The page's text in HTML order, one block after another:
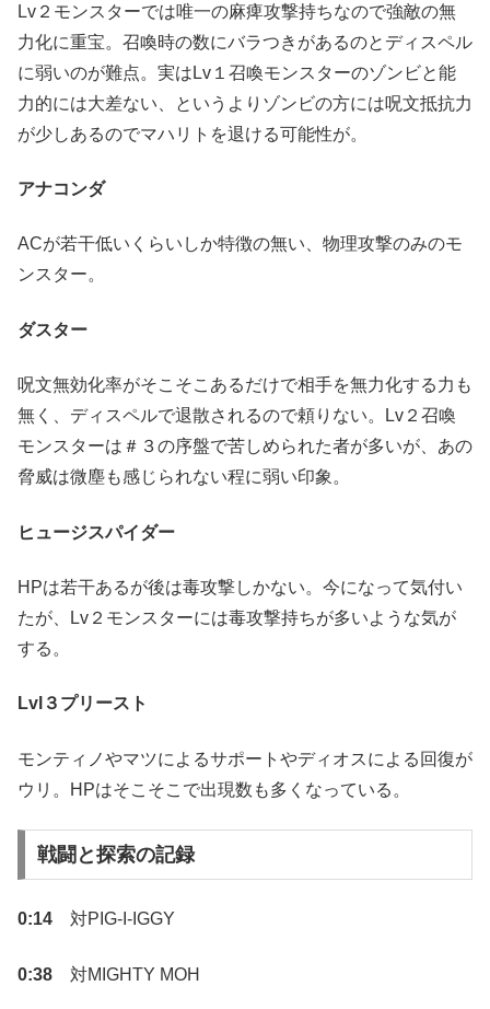
Lv２モンスターでは唯一の麻痺攻撃持ちなので強敵の無
力化に重宝。召喚時の数にバラつきがあるのとディスペル
に弱いのが難点。実はLv１召喚モンスターのゾンビと能
力的には大差ない、というよりゾンビの方には呪文抵抗力
が少しあるのでマハリトを退ける可能性が。
アナコンダ
ACが若干低いくらいしか特徴の無い、物理攻撃のみのモ
ンスター。
ダスター
呪文無効化率がそこそこあるだけで相手を無力化する力も
無く、ディスペルで退散されるので頼りない。Lv２召喚
モンスターは＃３の序盤で苦しめられた者が多いが、あの
脅威は微塵も感じられない程に弱い印象。
ヒュージスパイダー
HPは若干あるが後は毒攻撃しかない。今になって気付い
たが、Lv２モンスターには毒攻撃持ちが多いような気が
する。
Lvl３プリースト
モンティノやマツによるサポートやディオスによる回復が
ウリ。HPはそこそこで出現数も多くなっている。
戦闘と探索の記録
0:14 対PIG-I-IGGY
0:38 対MIGHTY MOH